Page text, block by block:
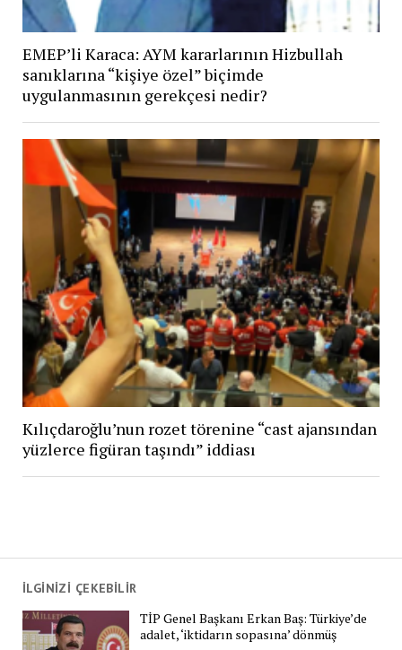
İLGİNİZİ ÇEKEBİLİR
TİP Genel Başkanı Erkan Baş: Türkiye’de
adalet, ‘iktidarın sopasına’ dönmüş
EMEP’li Karaca: AYM kararlarının Hizbullah
sanıklarına “kişiye özel” biçimde
uygulanmasının gerekçesi nedir?
Kılıçdaroğlu’nun rozet törenine “cast ajansından
yüzlerce figüran taşındı” iddiası